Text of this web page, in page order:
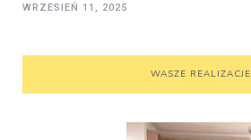
WRZESIEŃ 11, 2025
WASZE REALIZACJE